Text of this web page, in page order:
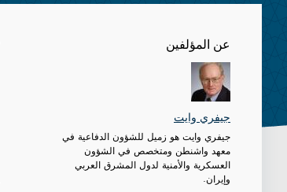
عن المؤلفين
جيفري وايت
جيفري وايت هو زميل للشؤون الدفاعية في
معهد واشنطن ومتخصص في الشؤون
العسكرية والأمنية لدول المشرق العربي
وإيران.